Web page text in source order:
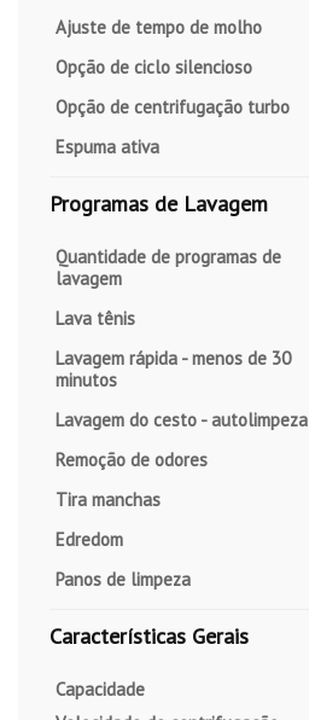
Ajuste de tempo de molho
Opção de ciclo silencioso
Opção de centrifugação turbo
Espuma ativa
Programas de Lavagem
Quantidade de programas de
lavagem
Lava tênis
Lavagem rápida - menos de 30
minutos
Lavagem do cesto - autolimpeza
Remoção de odores
Tira manchas
Edredom
Panos de limpeza
Características Gerais
Capacidade